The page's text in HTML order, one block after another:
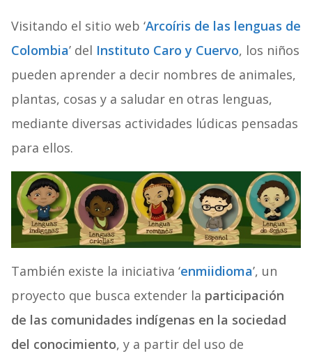
Visitando el sitio web ‘Arcoíris de las lenguas de
Colombia’ del Instituto Caro y Cuervo, los niños
pueden aprender a decir nombres de animales,
plantas, cosas y a saludar en otras lenguas,
mediante diversas actividades lúdicas pensadas
para ellos.
También existe la iniciativa ‘enmiidioma’, un
proyecto que busca extender la participación
de las comunidades indígenas en la sociedad
del conocimiento, y a partir del uso de